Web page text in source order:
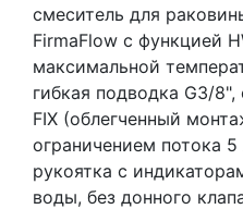
смеситель для
FirmaFlow с функцией
максимальной
гибкая подводка G3/
FIX (облегченный
ограничением потока
рукоятка с
воды, без донного